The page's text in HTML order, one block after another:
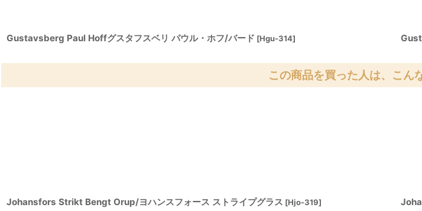
Gustavsberg Paul Hoffグスタフスベリ パウル・ホフ/バード [Hgu-314]
この商品を買った人は、こん
Johansfors Strikt Bengt Orup/ヨハンスフォース ストライプグラス [Hjo-319]